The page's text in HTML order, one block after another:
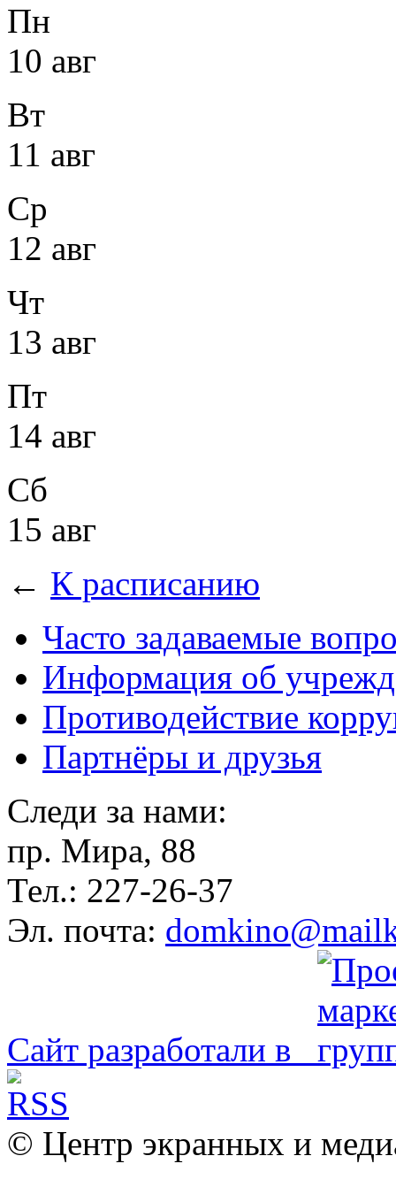
Пн
10 авг
Вт
11 авг
Ср
12 авг
Чт
13 авг
Пт
14 авг
Сб
15 авг
← К расписанию
Часто задаваемые
Информация об
Противодействие
Партнёры и друзья
Следи за нами:
пр. Мира, 88
Тел.: 227-26-37
Эл. почта:
Сайт разработали в
© Центр экранных и